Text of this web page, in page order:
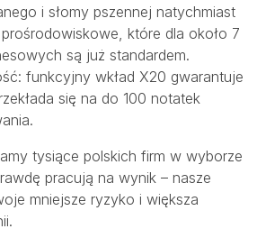
i słomy pszennej natychmiast
które dla około 7
są już standardem.
funkcyjny wkład X20 gwarantuje
się na do 100 notatek
tysiące polskich firm w wyborze
pracują na wynik – nasze
mniejsze ryzyko i większa